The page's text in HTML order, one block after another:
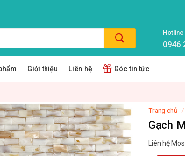
Hotline
0946
Giới thiệu Liên hệ Góc tin tức
Trang chủ /
Gạch
Liên hệ